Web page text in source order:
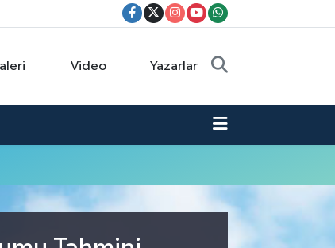
Video Yazarlar